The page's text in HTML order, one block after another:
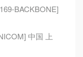
BACKBONE]
中国 上